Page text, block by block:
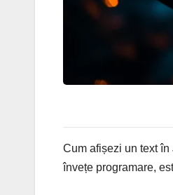
Cum afișezi un text
învețe programare,